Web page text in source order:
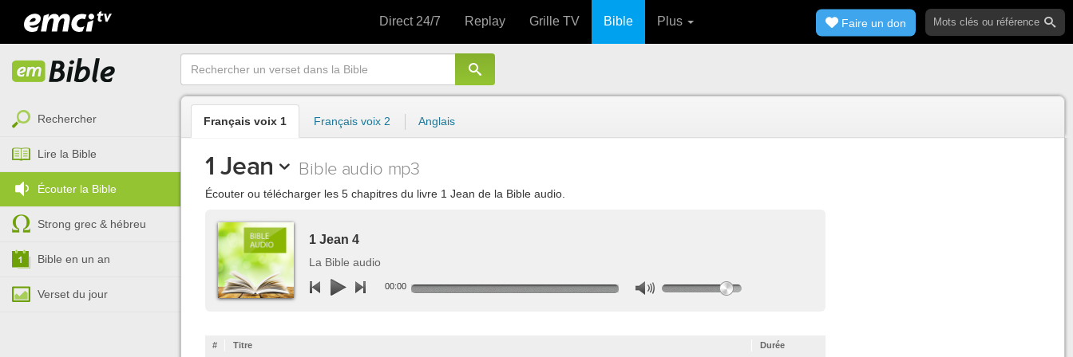
Direct 24/7 Replay Grille TV Bible Plus Faire un don
Rechercher
Lire la Bible
Écouter la Bible
Strong grec & hébreu
Bible en un an
Verset du jour
Français voix 1 Français voix 2 Anglais
1 Jean Bible audio mp3
Écouter ou télécharger les 5 chapitres du livre 1 Jean de la Bible audio.
1 Jean 4
La Bible audio
00:00
# Titre Durée